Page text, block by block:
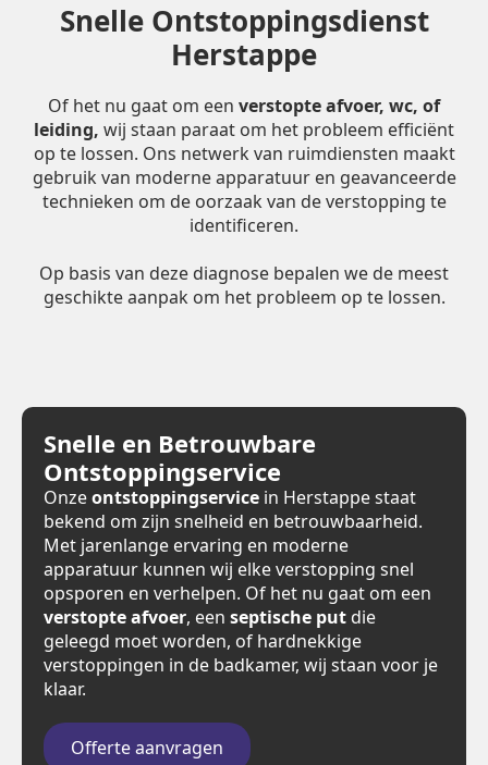
Snelle Ontstoppingsdienst
Herstappe
Of het nu gaat om een verstopte afvoer, wc, of
leiding, wij staan paraat om het probleem efficiënt
op te lossen. Ons netwerk van ruimdiensten maakt
gebruik van moderne apparatuur en geavanceerde
technieken om de oorzaak van de verstopping te
identificeren.
Op basis van deze diagnose bepalen we de meest
geschikte aanpak om het probleem op te lossen.
Snelle en Betrouwbare
Ontstoppingservice
Onzeontstoppingservice in Herstappe staat
bekend om zijn snelheid en betrouwbaarheid.
Met jarenlange ervaring en moderne
apparatuur kunnen wij elke verstopping snel
opsporen en verhelpen. Of het nu gaat om een
verstopte afvoer, een septische put die
geleegd moet worden, of hardnekkige
verstoppingen in de badkamer, wij staan voor je
klaar.
Offerte aanvragen